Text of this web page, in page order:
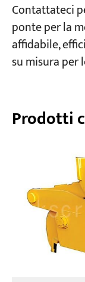
Contattateci
ponte per la
affidabile,
su misura per
Prodotti